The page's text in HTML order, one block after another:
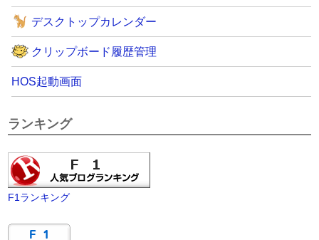
デスクトップカレンダー
クリップボード履歴管理
HOS起動画面
ランキング
F1ランキング